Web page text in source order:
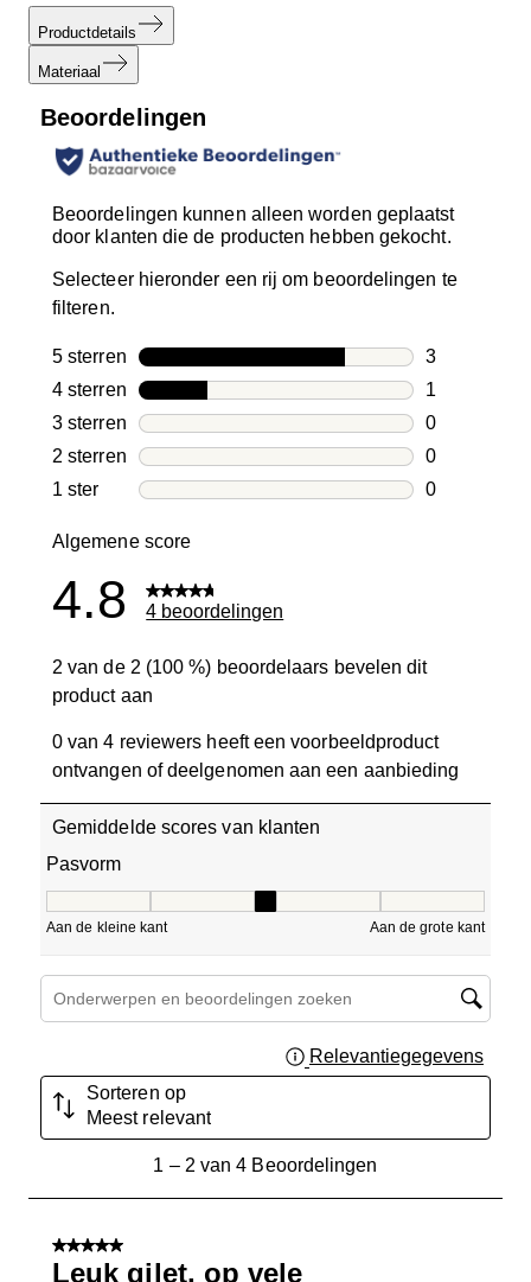
Productdetails
Materiaal
Beoordelingen
Beoordelingen kunnen alleen worden geplaatst
door klanten die de producten hebben gekocht.
Selecteer hieronder een rij om beoordelingen te
filteren.
5 sterren sterren
3
3
4 sterren sterren
1
1
3 sterren sterren
0
0
2 sterren sterren
0
0
1 ster sterren
0
Algemene score
4.8 4 beoordelingen
2 van de 2 (100 %) beoordelaars bevelen dit
product aan
0 van 4 reviewers heeft een voorbeeldproduct
ontvangen of deelgenomen aan een aanbieding
Gemiddelde scores van klanten
Pasvorm
Aan de kleine kant Aan de grote kant
Onderwerpen en beoordelingen zoeken per regio
Relevantiegegevens
Sorteren op
Meest relevant
van
1 – 2 van 4 Beoordelingen
5 van 5 sterren.
Leuk gilet, op vele